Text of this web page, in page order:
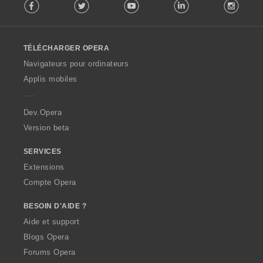
o
w
O
p
a
Facebook Twitter Youtube LinkedIn
TÉLÉCHARGER OPERA
Navigateurs pour ordinateurs
Applis mobiles
Dev.Opera
Version beta
SERVICES
Extensions
Compte Opera
BESOIN D'AIDE ?
Aide et support
Blogs Opera
Forums Opera